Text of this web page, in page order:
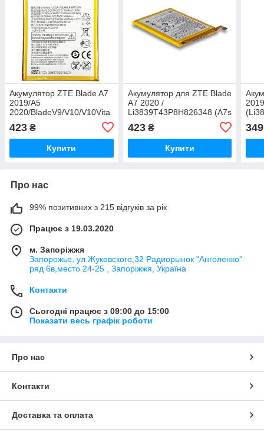
Акумулятор ZTE Blade A7
2019/A5
2020/BladeV9/V10/V10Vita
Li3931T44P8H806139/Li3932T44P6h8,
3200 mAh Original PRC
423 ₴
Купити
Акумулятор для ZTE Blade
A7 2020 /
Li3839T43P8H826348 (A7s
Li3839T44P8h866445) ,
3900 mAh Original PRC
423₴
Купити
349
Про нас
99% позитивних з 215 відгуків за рік
Працює з 19.03.2020
м. Запоріжжя
Запорожье, ул.Жуковского,32 Радиорынок "Анголенко"
ряд 6в,место 24-25 , Запоріжжя, Україна
Контакти
Сьогодні працює з 09:00 до 15:00
Показати весь графік роботи
Про нас
Контакти
Доставка та оплата